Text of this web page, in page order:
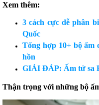
Xem thêm:
3 cách cực dễ phân
Quốc
Tổng hợp 10+ bộ ấm
hồn
GIẢI ĐÁP: Ấm tử sa
Thận trọng với những bộ